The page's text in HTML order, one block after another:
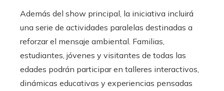
Además del show principal, la iniciativa incluirá
una serie de actividades paralelas destinadas a
reforzar el mensaje ambiental. Familias,
estudiantes, jóvenes y visitantes de todas las
edades podrán participar en talleres interactivos,
dinámicas educativas y experiencias pensadas